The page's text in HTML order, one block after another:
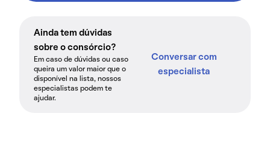
Ainda tem dúvidas
sobre o consórcio?
Em caso de dúvidas ou caso
queira um valor maior que o
disponível na lista, nossos
especialistas podem te
ajudar.
Conversar com
especialista